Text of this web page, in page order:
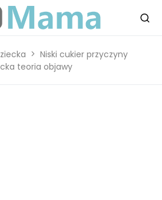
Niski cukier przyczyny
teoria objawy